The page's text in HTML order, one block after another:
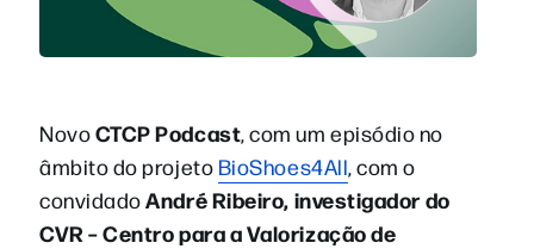
NovoCTCP Podcast, com um episódio no
âmbito do projeto BioShoes4All, com o
convidadoAndré Ribeiro, investigador do
CVR – Centro para a Valorização de